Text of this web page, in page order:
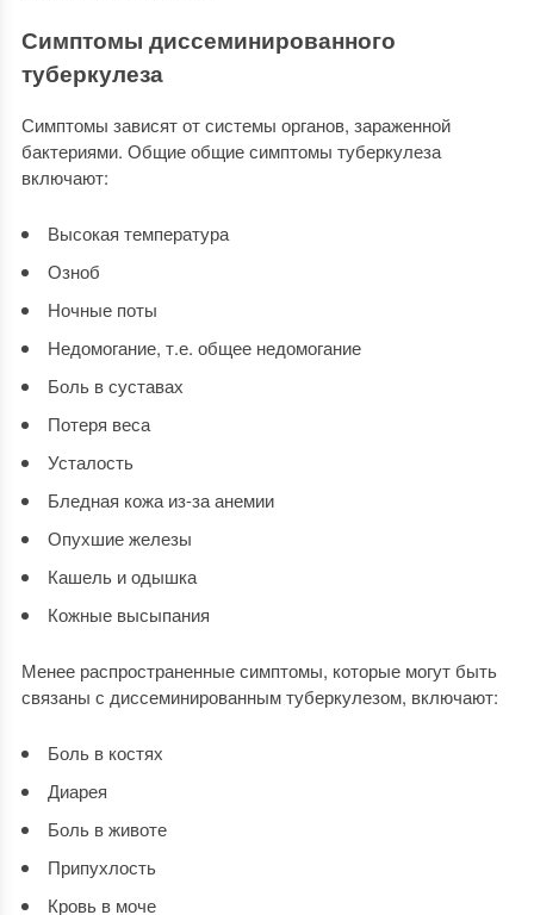
Симптомы диссеминированного
туберкулеза
Симптомы зависят от системы органов, зараженной
бактериями. Общие общие симптомы туберкулеза
включают:
Высокая температура
Озноб
Ночные поты
Недомогание, т.е. общее недомогание
Боль в суставах
Потеря веса
Усталость
Бледная кожа из-за анемии
Опухшие железы
Кашель и одышка
Кожные высыпания
Менее распространенные симптомы, которые могут быть
связаны с диссеминированным туберкулезом, включают:
Боль в костях
Диарея
Боль в животе
Припухлость
Кровь в моче